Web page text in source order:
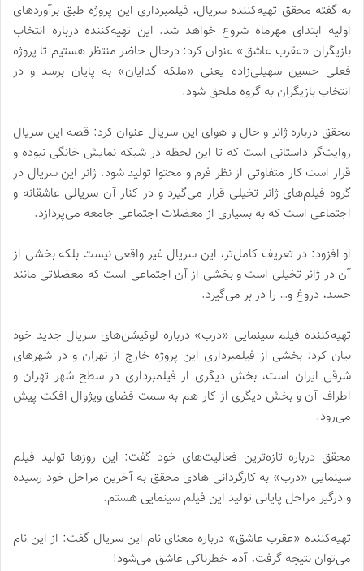
به گفته محقق تهیه‌کننده سریال، فیلمبرداری این پروژه طبق برآوردهای
اولیه ابتدای مهرماه شروع خواهد شد. این تهیه‌کننده درباره انتخاب
بازیگران «عقرب عاشق» عنوان کرد: درحال حاضر منتظر هستیم تا پروژه
فعلی حسین سهیلی‌زاده یعنی «ملکه گدایان» به پایان برسد و در
انتخاب بازیگران به گروه ملحق شود.
محقق درباره ژانر و حال و هوای این سریال عنوان کرد: قصه این سریال
روایت‌گر داستانی است که تا این لحظه در شبکه نمایش خانگی نبوده و
قرار است کار متفاوتی از نظر فرم و محتوا تولید شود. ژانر این سریال در
گروه فیلم‌های ژانر تخیلی قرار می‌گیرد و در کنار آن سریالی عاشقانه و
اجتماعی است که به بسیاری از معضلات اجتماعی جامعه می‌پردازد.
او افزود: در تعریف کامل‌تر، این سریال غیر واقعی نیست بلکه بخشی از
آن در ژانر تخیلی است و بخشی از آن اجتماعی است که معضلاتی مانند
حسد، دروغ و… را در بر می‌گیرد.
تهیه‌کننده فیلم سینمایی «درب» درباره لوکیشن‌های سریال جدید خود
بیان کرد: بخشی از فیلمبرداری این پروژه خارج از تهران و در شهرهای
شرقی ایران است، بخش دیگری از فیلمبرداری در سطح شهر تهران و
اطراف آن و بخش دیگری از کار هم به سمت فضای ویژوال افکت پیش
می‌رود.
محقق درباره تازه‌ترین فعالیت‌های خود گفت: این روزها تولید فیلم
سینمایی «درب» به کارگردانی هادی محقق به آخرین مراحل خود رسیده
و درگیر مراحل پایانی تولید این فیلم سینمایی هستم.
تهیه‌کننده «عقرب عاشق» درباره معنای نام این سریال گفت: از این نام
می‌توان نتیجه گرفت، آدم خطرناکی عاشق می‌شود!